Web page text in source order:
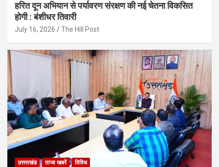
हरित दून अभियान से पर्यावरण संरक्षण की नई चेतना विकसित
होगी : बंशीधर तिवारी
July 16, 2026 The Hill Post
उत्तराखंड ताजा खबरें विविध